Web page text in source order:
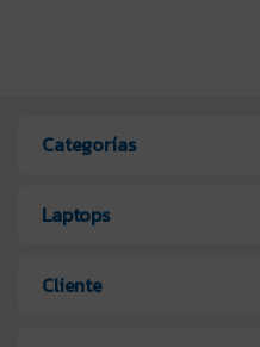
Categorías
Laptops
Cliente